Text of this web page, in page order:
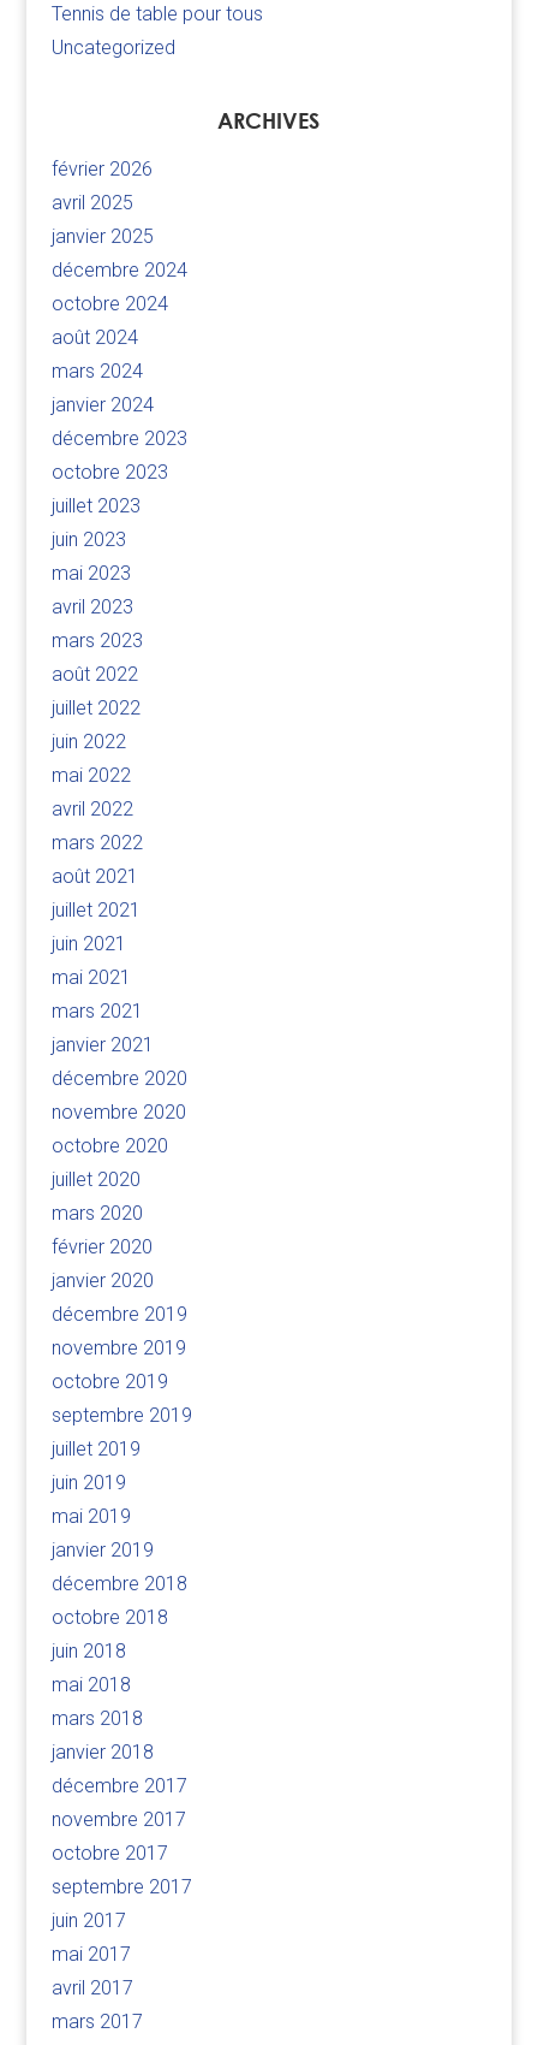
Tennis de table pour tous
Uncategorized
ARCHIVES
février 2026
avril 2025
janvier 2025
décembre 2024
octobre 2024
août 2024
mars 2024
janvier 2024
décembre 2023
octobre 2023
juillet 2023
juin 2023
mai 2023
avril 2023
mars 2023
août 2022
juillet 2022
juin 2022
mai 2022
avril 2022
mars 2022
août 2021
juillet 2021
juin 2021
mai 2021
mars 2021
janvier 2021
décembre 2020
novembre 2020
octobre 2020
juillet 2020
mars 2020
février 2020
janvier 2020
décembre 2019
novembre 2019
octobre 2019
septembre 2019
juillet 2019
juin 2019
mai 2019
janvier 2019
décembre 2018
octobre 2018
juin 2018
mai 2018
mars 2018
janvier 2018
décembre 2017
novembre 2017
octobre 2017
septembre 2017
juin 2017
mai 2017
avril 2017
mars 2017